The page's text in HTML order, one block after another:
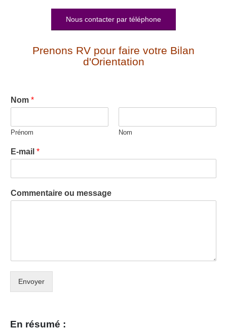
Nous contacter par téléphone
Prenons RV pour faire votre Bilan
d'Orientation
Nom *
Prénom Nom
E-mail *
Commentaire ou message
Envoyer
En résumé :